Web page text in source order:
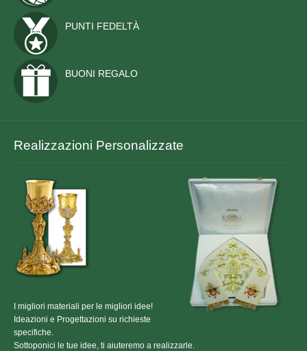
PUNTI FEDELTÀ
BUONI REGALO
Realizzazioni Personalizzate
I migliori materiali per le migliori idee!
Ideazioni e Progettazioni su richieste
specifiche.
Sottoponici le tue idee, ti aiuteremo a realizzarle.